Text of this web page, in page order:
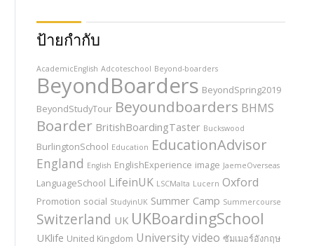
ป้ายกำกับ
AcademicEnglish Adcoteschool Beyond-boarders
BeyondBoarders BeyondSpring2019
BeyondStudyTour Beyoundboarders BHMS
Boarder BritishBoardingTaster Buckswood
BurlingtonSchool Education EducationAdvisor
England English EnglishExperience image JaemeOverseas
LanguageSchool LifeinUK LSCMalta Lucern Oxford
Promotion social StudyinUK Summer Camp Summercourse
Switzerland UK UKBoardingSchool
UKlife United Kingdom Universityvideo ซัมเมอร์อังกฤษ